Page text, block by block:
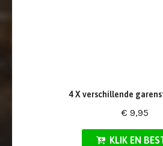
4 X verschillende
€ 9,95
KLIK EN